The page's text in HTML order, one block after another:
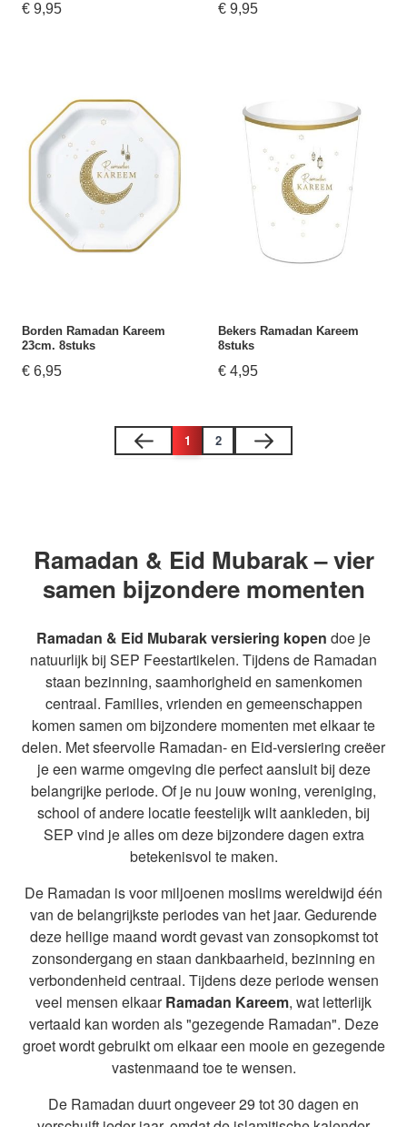
€ 9,95 € 9,95
Borden Ramadan Kareem
23cm. 8stuks
€ 6,95
Bekers Ramadan Kareem
8stuks
€ 4,95
U lees momenteel pagina
1 Pagina
2
Ramadan & Eid Mubarak – vier
samen bijzondere momenten
Ramadan & Eid Mubarak versiering kopen doe je
natuurlijk bij SEP Feestartikelen. Tijdens de Ramadan
staan bezinning, saamhorigheid en samenkomen
centraal. Families, vrienden en gemeenschappen
komen samen om bijzondere momenten met elkaar te
delen. Met sfeervolle Ramadan- en Eid-versiering creëer
je een warme omgeving die perfect aansluit bij deze
belangrijke periode. Of je nu jouw woning, vereniging,
school of andere locatie feestelijk wilt aankleden, bij
SEP vind je alles om deze bijzondere dagen extra
betekenisvol te maken.
De Ramadan is voor miljoenen moslims wereldwijd één
van de belangrijkste periodes van het jaar. Gedurende
deze heilige maand wordt gevast van zonsopkomst tot
zonsondergang en staan dankbaarheid, bezinning en
verbondenheid centraal. Tijdens deze periode wensen
veel mensen elkaarRamadan Kareem, wat letterlijk
vertaald kan worden als "gezegende Ramadan". Deze
groet wordt gebruikt om elkaar een mooie en gezegende
vastenmaand toe te wensen.
De Ramadan duurt ongeveer 29 tot 30 dagen en